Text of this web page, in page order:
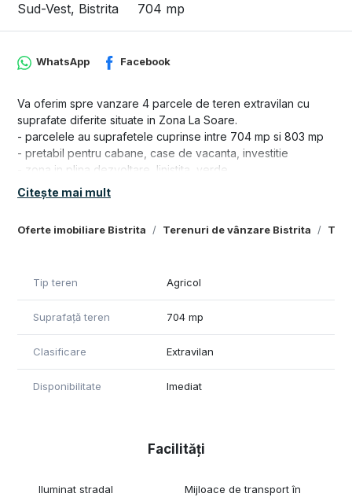
Sud-Vest, Bistrita
704 mp
Oferte imobiliare Bistrita Terenuri de vânzare Bistrita
WhatsApp Facebook
Va oferim spre vanzare 4 parcele de teren extravilan cu
suprafate diferite situate in Zona La Soare.
- parcelele au suprafetele cuprinse intre 704 mp si 803 mp
- pretabil pentru cabane, case de vacanta, investitie
- zona in plina dezvoltare, linistita, verde
- tip teren: livada
- in decurs de un an, doi, terenul va intra in intravilan
Pentru mai multe detalii sau pentru programarea unei
Citește mai mult
Tip teren Agricol
Suprafață teren 704 mp
Clasificare Extravilan
Disponibilitate Imediat
Facilități
Iluminat stradal
Mijloace de transport în